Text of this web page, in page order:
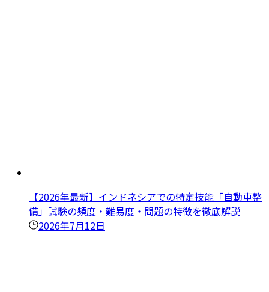
【2026年最新】インドネシアでの特定技能「自動車整
備」試験の頻度・難易度・問題の特徴を徹底解説
2026年7月12日